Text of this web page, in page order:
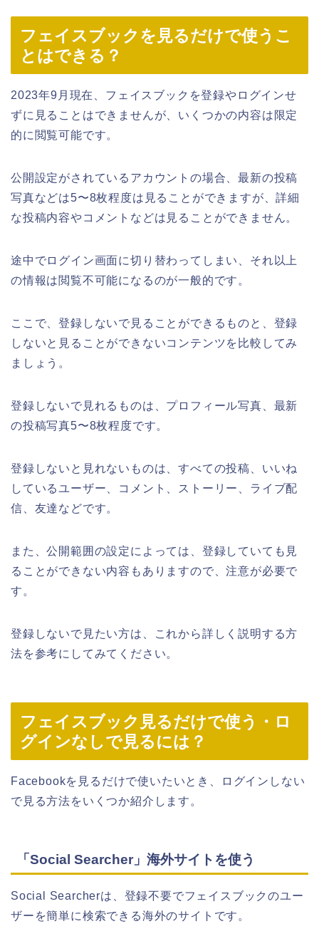
フェイスブックを見るだけで使うこ
とはできる？
2023年9月現在、フェイスブックを登録やログインせ
ずに見ることはできませんが、いくつかの内容は限定
的に閲覧可能です。
公開設定がされているアカウントの場合、最新の投稿
写真などは5〜8枚程度は見ることができますが、詳細
な投稿内容やコメントなどは見ることができません。
途中でログイン画面に切り替わってしまい、それ以上
の情報は閲覧不可能になるのが一般的です。
ここで、登録しないで見ることができるものと、登録
しないと見ることができないコンテンツを比較してみ
ましょう。
登録しないで見れるものは、プロフィール写真、最新
の投稿写真5〜8枚程度です。
登録しないと見れないものは、すべての投稿、いいね
しているユーザー、コメント、ストーリー、ライブ配
信、友達などです。
また、公開範囲の設定によっては、登録していても見
ることができない内容もありますので、注意が必要で
す。
登録しないで見たい方は、これから詳しく説明する方
法を参考にしてみてください。
フェイスブック見るだけで使う・ロ
グインなしで見るには？
Facebookを見るだけで使いたいとき、ログインしない
で見る方法をいくつか紹介します。
「Social Searcher」海外サイトを使う
Social Searcherは、登録不要でフェイスブックのユー
ザーを簡単に検索できる海外のサイトです。